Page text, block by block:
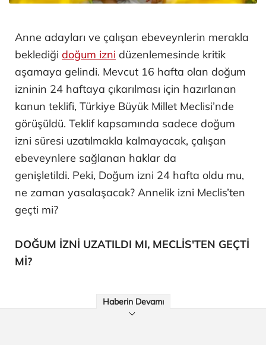
Anne adayları ve çalışan ebeveynlerin merakla
beklediği doğum izni düzenlemesinde kritik
aşamaya gelindi. Mevcut 16 hafta olan doğum
izninin 24 haftaya çıkarılması için hazırlanan
kanun teklifi, Türkiye Büyük Millet Meclisi’nde
görüşüldü. Teklif kapsamında sadece doğum
izni süresi uzatılmakla kalmayacak, çalışan
ebeveynlere sağlanan haklar da
genişletildi. Peki, Doğum izni 24 hafta oldu mu,
ne zaman yasalaşacak? Annelik izni Meclis’ten
geçti mi?
DOĞUM İZNİ UZATILDI MI, MECLİS'TEN GEÇTİ
Mİ?
Haberin Devamı